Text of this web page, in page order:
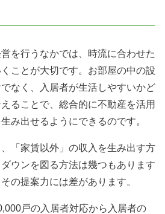
を行うなかでは、時流に合わせた
ことが大切です。お部屋の中の設
なく、入居者が生活しやすいかど
ることで、総合的に不動産を活用
み出せるようにできるのです。
「家賃以外」の収入を生み出す方
ウンを図る方法は幾つもあります
の提案力には差があります。
戸の入居者対応から入居者の